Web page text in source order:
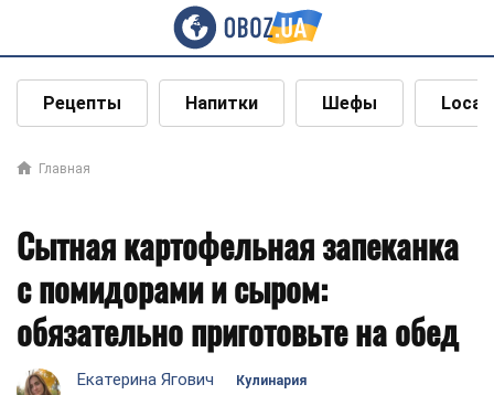
Рецепты Напитки Шефы Local
Главная
Сытная картофельная запеканка
с помидорами и сыром:
обязательно приготовьте на обед
Екатерина Ягович
Кулинария